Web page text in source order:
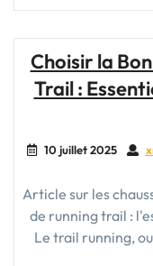
Choisir la
Trail :
10 juillet 2025
Article sur les
de running trail :
Le trail running,